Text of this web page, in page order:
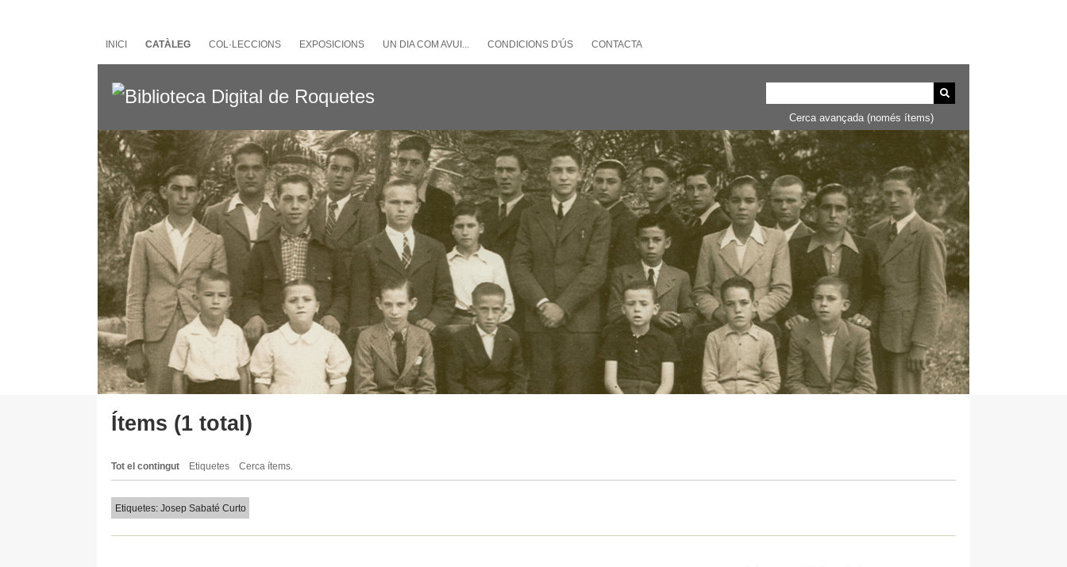
INICI CATÀLEG COL·LECCIONS EXPOSICIONS UN DIA COM AVUI... CONDICIONS D'ÚS CONTACTA
Cerca avançada (només ítems)
Ítems (1 total)
Tot el contingut Etiquetes Cerca ítems.
Etiquetes: Josep Sabaté Curto